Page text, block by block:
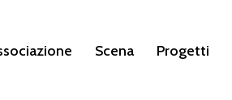
Scena Progetti